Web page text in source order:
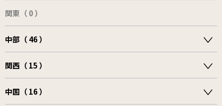
関東（ 0 ）
中部（ 46 ）
関西（ 15 ）
中国（ 16 ）